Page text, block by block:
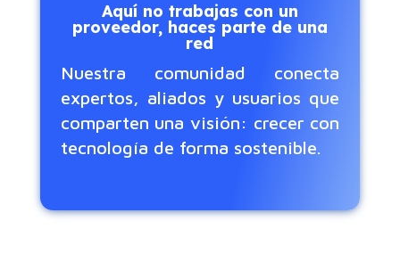
Aquí no trabajas con un
proveedor, haces parte de una
red
Nuestra comunidad conecta
expertos, aliados y usuarios que
comparten una visión: crecer con
tecnología de forma sostenible.